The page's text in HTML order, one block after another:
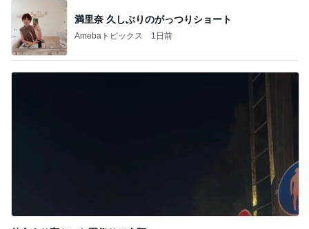
満里奈 久しぶりのがっつりショート
Amebaトピックス 1日前